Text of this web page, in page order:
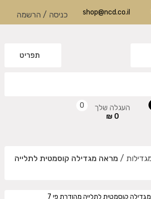
shop@ncd.co.il כניסה / הרשמה
תפריט
העגלה שלך
0 ₪
0
/ מראה מגדילה קוסמטית לתלייה